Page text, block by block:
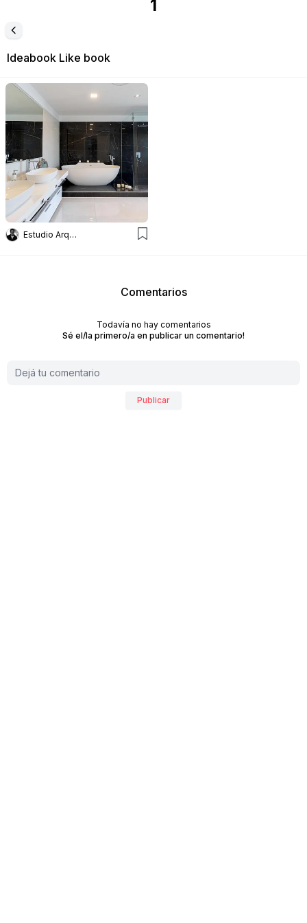
1
Ideabook Like book
Estudio Arq Daniel Tarrio
Comentarios
Todavía no hay comentarios
Sé el/la primero/a en publicar un comentario!
Publicar